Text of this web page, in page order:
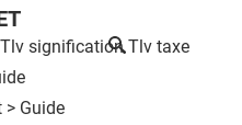
Tlv signification Tlv taxe
> Guide